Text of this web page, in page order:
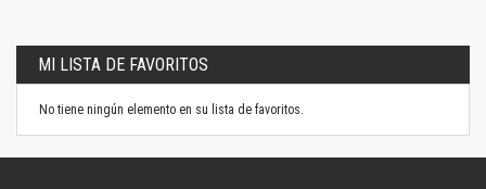
MI LISTA DE FAVORITOS
No tiene ningún elemento en su lista de favoritos.